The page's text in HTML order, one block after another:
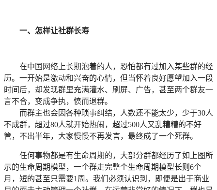
一、怎样让社群长寿
在中国网络上长期泡着的人，恐怕都有过加入某些群的经
历。一开始是激动和兴奋的心情，但当怀着良好愿望加入一段
时间后，却发现群里充满灌水、刷屏、广告，甚至两个群友一
言不合，变成争执，愤而退群。
而群主也会因各种琐事纠结，人数还不能太少，少于30人
不成群，超过80人就开始热闹，超过500人又乱糟糟的不好
管，不出半年，大家慢慢不再发言，最终成了一个死群。
任何事物都是有生命周期的，大部分群都经历了如上图所
示的生命周期模型，一个群走完整个生命周期模型长则6个
月，短的甚至只需要1周。 我们必须认识到，即便是出于商业